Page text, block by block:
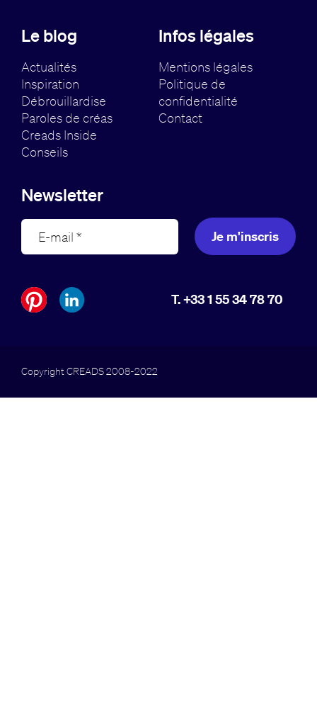
Le blog
Actualités
Inspiration
Débrouillardise
Paroles de créas
Creads Inside
Conseils
Infos légales
Mentions légales
Politique de
confidentialité
Contact
Newsletter
Je m'inscris
T. +33 1 55 34 78 70
Copyright CREADS 2008-2022